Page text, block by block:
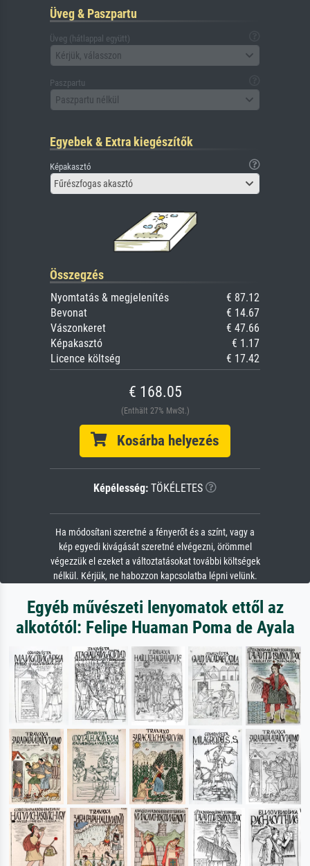
Üveg & Paszpartu
Üveg (hátlappal együtt)
Kérjük, válasszon
Paszpartu
Paszpartu nélkül
Egyebek & Extra kiegészítők
Képakasztó
Fűrészfogas akasztó
Összegzés
Nyomtatás & megjelenítés
€ 87.12
Bevonat
€ 14.67
Vászonkeret
€ 47.66
Képakasztó
€ 1.17
Licence költség
€ 17.42
€ 168.05
(Enthält 27% MwSt.)
Kosárba helyezés
Képélesség: TÖKÉLETES
Ha módosítani szeretné a fényerőt és a színt, vagy a
kép egyedi kivágását szeretné elvégezni, örömmel
végezzük el ezeket a változtatásokat további költségek
nélkül. Kérjük, ne habozzon kapcsolatba lépni velünk.
Egyéb művészeti lenyomatok ettől az
alkotótól: Felipe Huaman Poma de Ayala